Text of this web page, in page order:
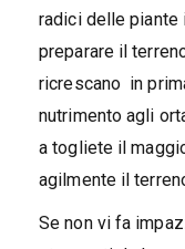
radici delle
preparare il
ricrescano in
nutrimento agli
a togliete il
agilmente il
Se non vi fa